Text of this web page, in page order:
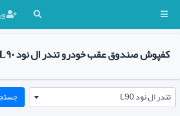

کفپوش صندوق عقب خودرو تندر ال نود L۹۰
تندر ال نود L90